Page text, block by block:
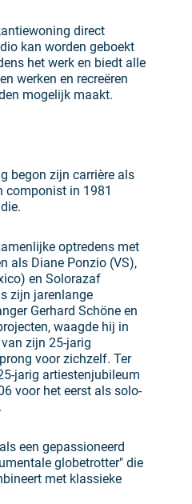
direct
kan worden geboekt
het werk en biedt alle
werken en recreëren
mogelijk maakt.
begon zijn carrière als
componist in 1981
optredens met
als Diane Ponzio (VS),
en Solorazaf
zijn jarenlange
Gerhard Schöne en
waagde hij in
zijn 25-jarig
voor zichzelf. Ter
jarig artiestenjubileum
voor het eerst als solo-
een gepassioneerd
globetrotter" die
met klassieke